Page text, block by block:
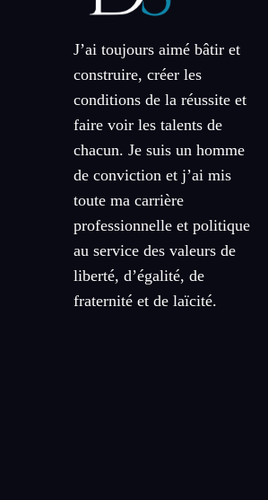
J’ai toujours aimé bâtir et
construire, créer les
conditions de la réussite et
faire voir les talents de
chacun. Je suis un homme
de conviction et j’ai mis
toute ma carrière
professionnelle et politique
au service des valeurs de
liberté, d’égalité, de
fraternité et de laïcité.